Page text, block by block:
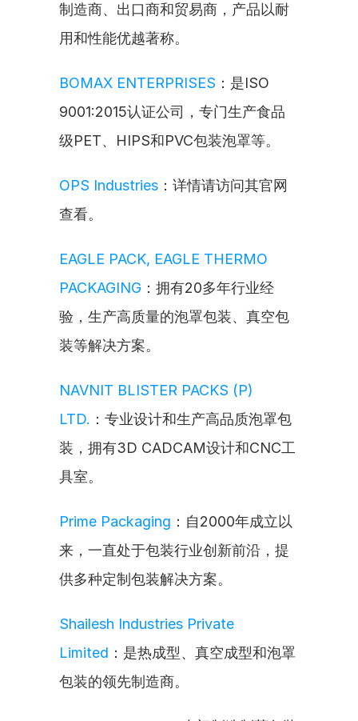
制造商、出口商和贸易商，产品以耐
用和性能优越著称。
BOMAX ENTERPRISES ：是ISO
9001:2015认证公司，专门生产食品
级PET、HIPS和PVC包装泡罩等。
OPS Industries ：详情请访问其官网
查看。
EAGLE PACK, EAGLE THERMO
PACKAGING ：拥有20多年行业经
验，生产高质量的泡罩包装、真空包
装等解决方案。
NAVNIT BLISTER PACKS (P)
LTD. ：专业设计和生产高品质泡罩包
装，拥有3D CADCAM设计和CNC工
具室。
Prime Packaging ：自2000年成立以
来，一直处于包装行业创新前沿，提
供多种定制包装解决方案。
Shailesh Industries Private
Limited ：是热成型、真空成型和泡罩
包装的领先制造商。